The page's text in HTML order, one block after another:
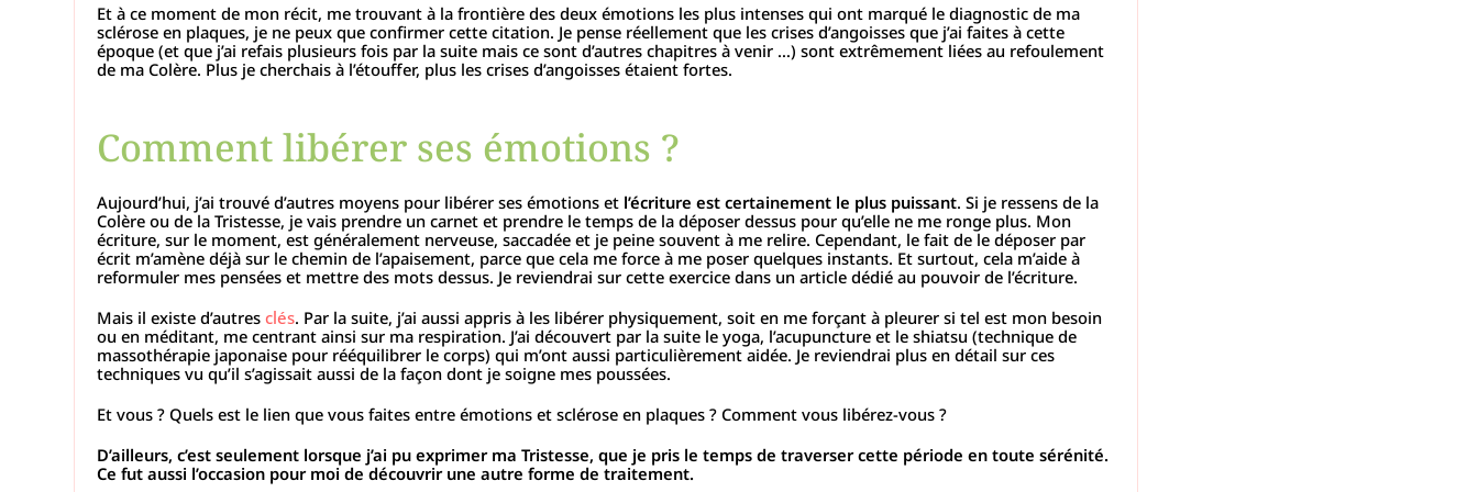
Et à ce moment de mon récit, me trouvant à la frontière des deux émotions les plus intenses qui ont marqué le diagnostic de ma
sclérose en plaques, je ne peux que confirmer cette citation. Je pense réellement que les crises d’angoisses que j’ai faites à cette
époque (et que j’ai refais plusieurs fois par la suite mais ce sont d’autres chapitres à venir …) sont extrêmement liées au refoulement
de ma Colère. Plus je cherchais à l’étouffer, plus les crises d’angoisses étaient fortes.
Comment libérer ses émotions ?
Aujourd’hui, j’ai trouvé d’autres moyens pour libérer ses émotions et l’écriture est certainement le plus puissant. Si je ressens de la
Colère ou de la Tristesse, je vais prendre un carnet et prendre le temps de la déposer dessus pour qu’elle ne me ronge plus. Mon
écriture, sur le moment, est généralement nerveuse, saccadée et je peine souvent à me relire. Cependant, le fait de le déposer par
écrit m’amène déjà sur le chemin de l’apaisement, parce que cela me force à me poser quelques instants. Et surtout, cela m’aide à
reformuler mes pensées et mettre des mots dessus. Je reviendrai sur cette exercice dans un article dédié au pouvoir de l’écriture.
Mais il existe d’autresclés. Par la suite, j’ai aussi appris à les libérer physiquement, soit en me forçant à pleurer si tel est mon besoin
ou en méditant, me centrant ainsi sur ma respiration. J’ai découvert par la suite le yoga, l’acupuncture et le shiatsu (technique de
massothérapie japonaise pour rééquilibrer le corps) qui m’ont aussi particulièrement aidée. Je reviendrai plus en détail sur ces
techniques vu qu’il s’agissait aussi de la façon dont je soigne mes poussées.
Et vous ? Quels est le lien que vous faites entre émotions et sclérose en plaques ? Comment vous libérez-vous ?
D’ailleurs, c’est seulement lorsque j’ai pu exprimer ma Tristesse, que je pris le temps de traverser cette période en toute sérénité.
Ce fut aussi l’occasion pour moi de découvrir une autre forme de traitement.